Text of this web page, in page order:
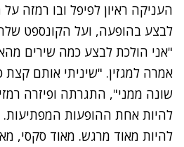
העניקה ראיון לפיפל ובו רמזה
לבצע בהופעה, ועל הקונספט
"אני הולכת לבצע כמה שירים
אמרה למגזין. "שיניתי אותם
שונה ממני", התגרתה ופיזרה
להיות אחת ההופעות
להיות מאוד מרגש. מאוד סקסי,